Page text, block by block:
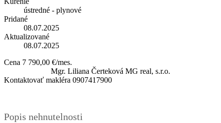
ústredné - plynové
Pridané
08.07.2025
Aktualizované
08.07.2025
Cena 7 790,00 €/mes.
Mgr. Liliana Čerteková MG real, s.r.o.
Kontaktovať makléra 0907417900
Popis nehnutelnosti